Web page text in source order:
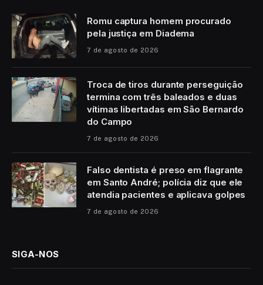
Romu captura homem procurado
pela justiça em Diadema
7 de agosto de 2026
Troca de tiros durante perseguição
termina com três baleados e duas
vítimas libertadas em São Bernardo
do Campo
7 de agosto de 2026
Falso dentista é preso em flagrante
em Santo André; polícia diz que ele
atendia pacientes e aplicava golpes
7 de agosto de 2026
SIGA-NOS